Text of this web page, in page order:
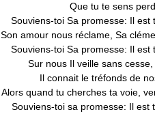
Que tu te sens
Souviens-toi Sa promesse: Il est
Son amour nous réclame, Sa
Souviens-toi Sa promesse: Il est
Sur nous Il veille sans
Il connait le tréfonds de
Alors quand tu cherches ta voie,
Souviens-toi sa promesse: Il est